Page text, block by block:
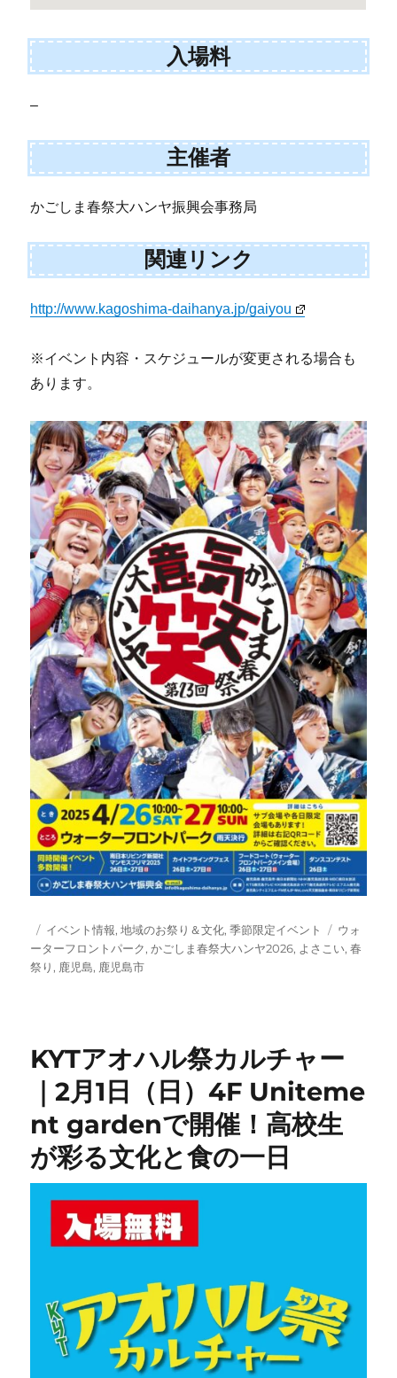
入場料
–
主催者
かごしま春祭大ハンヤ振興会事務局
関連リンク
http://www.kagoshima-daihanya.jp/gaiyou
※イベント内容・スケジュールが変更される場合も
あります。
投
稿
日:
カ
テ
ゴ
イベント情報,地域のお祭り＆文化,季節限定イベント
タ
グ
ウォ
ーターフロントパーク,かごしま春祭大ハンヤ2026, よさこい,春
祭り, 鹿児島, 鹿児島市
KYTアオハル祭カルチャー
｜2月1日（日）4F Uniteme
nt gardenで開催！高校生
が彩る文化と食の一日